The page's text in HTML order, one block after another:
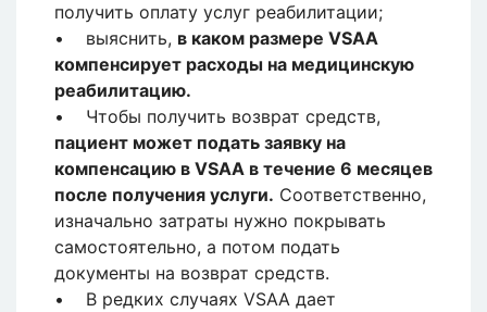
получить оплату услуг реабилитации;
• выяснить, в каком размере VSAA
компенсирует расходы на медицинскую
реабилитацию.
• Чтобы получить возврат средств,
пациент может подать заявку на
компенсацию в VSAA в течение 6 месяцев
после получения услуги. Соответственно,
изначально затраты нужно покрывать
самостоятельно, а потом подать
документы на возврат средств.
• В редких случаях VSAA дает